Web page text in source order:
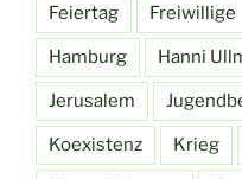
Feiertag Freiwillige
Hamburg Hanni
Jerusalem
Koexistenz Krieg